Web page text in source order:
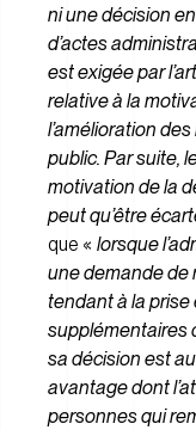
ni une décision
d’actes
est exigée par
relative à la
l’amélioration
public. Par suite,
motivation de la
peut qu’être
que « lorsque
une demande de
tendant à la
supplémentaires
sa décision est
avantage dont
personnes qui